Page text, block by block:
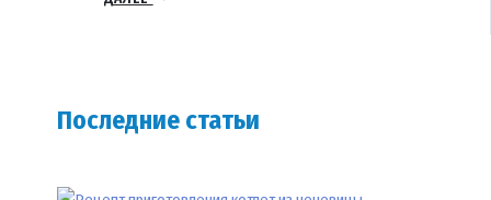
Последние статьи